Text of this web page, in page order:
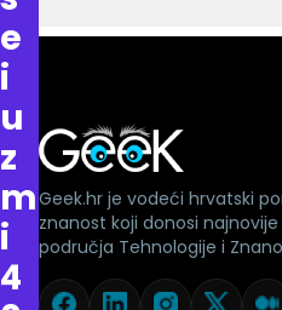
e
i
u
z
m
i
4
Geek.hr je vodeći hrvatski
znanost koji donosi
područja Tehnologije i